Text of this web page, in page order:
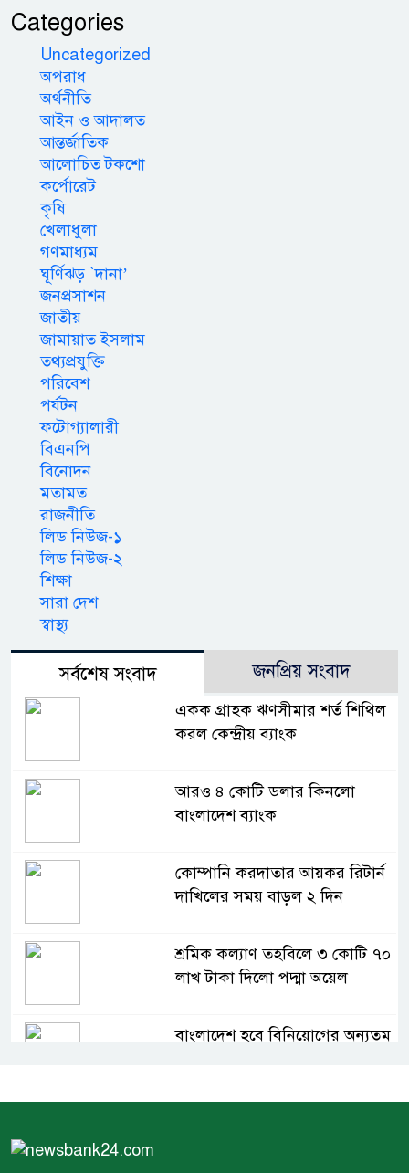
Categories
Uncategorized
অপরাধ
অর্থনীতি
আইন ও আদালত
আন্তর্জাতিক
আলোচিত টকশো
কর্পোরেট
কৃষি
খেলাধুলা
গণমাধ্যম
ঘূর্ণিঝড় `দানা’
জনপ্রসাশন
জাতীয়
জামায়াত ইসলাম
তথ্যপ্রযুক্তি
পরিবেশ
পর্যটন
ফটোগ্যালারী
বিএনপি
বিনোদন
মতামত
রাজনীতি
লিড নিউজ-১
লিড নিউজ-২
শিক্ষা
সারা দেশ
স্বাস্থ্য
সর্বশেষ সংবাদ জনপ্রিয় সংবাদ
একক গ্রাহক ঋণসীমার শর্ত শিথিল
করল কেন্দ্রীয় ব্যাংক
আরও ৪ কোটি ডলার কিনলো
বাংলাদেশ ব্যাংক
কোম্পানি করদাতার আয়কর রিটার্ন
দাখিলের সময় বাড়ল ২ দিন
শ্রমিক কল্যাণ তহবিলে ৩ কোটি ৭০
লাখ টাকা দিলো পদ্মা অয়েল
বাংলাদেশ হবে বিনিয়োগের অন্যতম